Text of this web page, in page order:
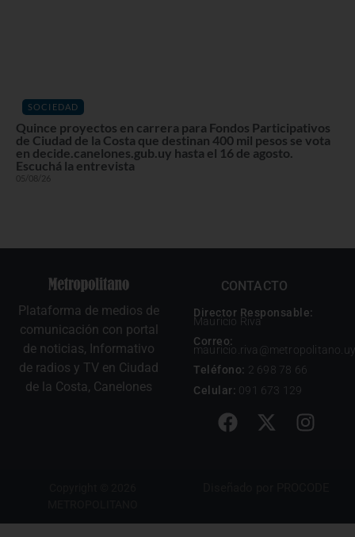
SOCIEDAD
Quince proyectos en carrera para Fondos Participativos
de Ciudad de la Costa que destinan 400 mil pesos se vota
en decide.canelones.gub.uy hasta el 16 de agosto.
Escuchá la entrevista
05/08/26
Plataforma de medios de
comunicación con portal
de noticias, Informativo
de radios y TV en Ciudad
de la Costa, Canelones
CONTACTO
Director Responsable:
Mauricio Riva
Correo:
mauricio.riva@metropolitano.uy
Teléfono: 2 698 78 66
Celular: 091 673 129